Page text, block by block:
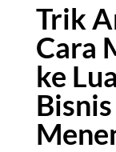
Trik
Cara
ke